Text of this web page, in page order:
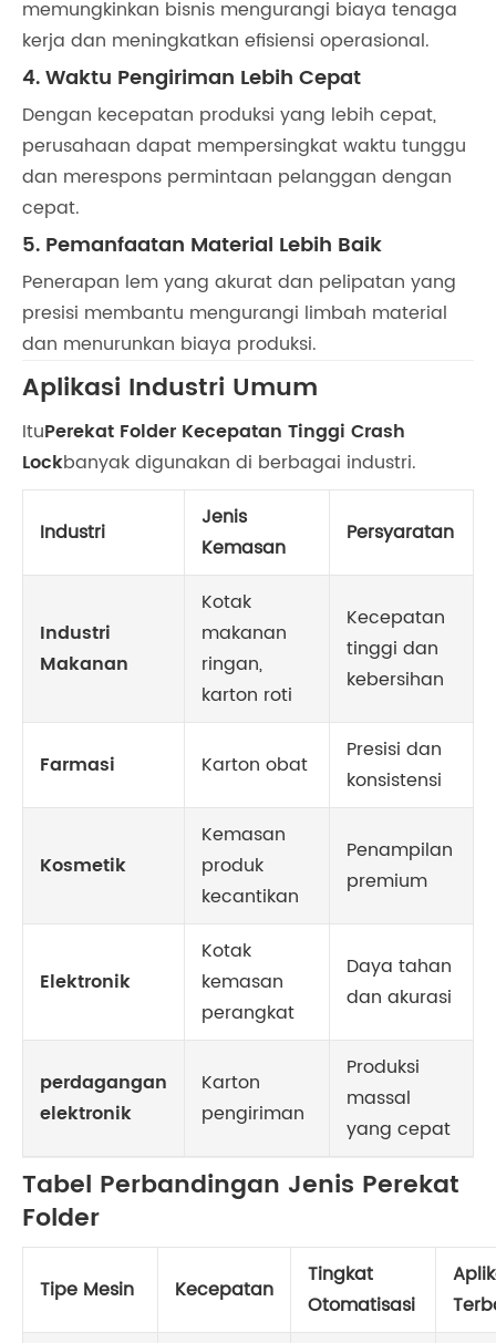
memungkinkan bisnis mengurangi biaya tenaga
kerja dan meningkatkan efisiensi operasional.
4. Waktu Pengiriman Lebih Cepat
Dengan kecepatan produksi yang lebih cepat,
perusahaan dapat mempersingkat waktu tunggu
dan merespons permintaan pelanggan dengan
cepat.
5. Pemanfaatan Material Lebih Baik
Penerapan lem yang akurat dan pelipatan yang
presisi membantu mengurangi limbah material
dan menurunkan biaya produksi.
Aplikasi Industri Umum
ItuPerekat Folder Kecepatan Tinggi Crash
Lockbanyak digunakan di berbagai industri.
Industri
Jenis
Kemasan
Persyaratan
Industri
Makanan
Kotak
makanan
ringan,
karton roti
Kecepatan
tinggi dan
kebersihan
Farmasi Karton obat
Presisi dan
konsistensi
Kosmetik
Kemasan
produk
kecantikan
Penampilan
premium
Elektronik
Kotak
kemasan
perangkat
Daya tahan
dan akurasi
perdagangan
elektronik
Karton
pengiriman
Produksi
massal
yang cepat
Tabel Perbandingan Jenis Perekat
Folder
Tipe Mesin Kecepatan
Tingkat
Otomatisasi